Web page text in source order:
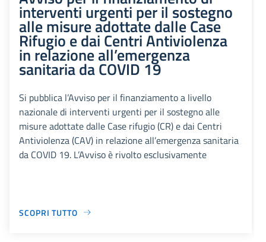
interventi urgenti per il sostegno
alle misure adottate dalle Case
Rifugio e dai Centri Antiviolenza
in relazione all’emergenza
sanitaria da COVID 19
Si pubblica l’Avviso per il finanziamento a livello
nazionale di interventi urgenti per il sostegno alle
misure adottate dalle Case rifugio (CR) e dai Centri
Antiviolenza (CAV) in relazione all’emergenza sanitaria
da COVID 19. L’Avviso è rivolto esclusivamente
SCOPRI TUTTO